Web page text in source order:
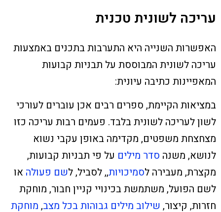
עריכה לשונית טכנית
האפשרות השנייה היא התערבות בתכנים באמצעות
עריכה לשונית המבוססת על תבניות קבועות
המאפיינות כתיבה עיונית:
במציאות הקיימת, ספרים רבים אכן עוברים לעורכי
לשון לעריכה לשונית בלבד. פעמים רבות עריכה כזו
מצחצחת משפטים, מקדימה באופן עקבי נשוא
לנושא, משנה סדר מילים על פי תבניות קבועות,
מקצרת, מעבירה לסמיכויות,, לסביל, לשם פעולה או
לשם הפועל, משתמשת בכינויי קניין חבור, מוחקת
חזרות, קיצור, שילוב מילים גבוהות בכל מצב, מוחקת